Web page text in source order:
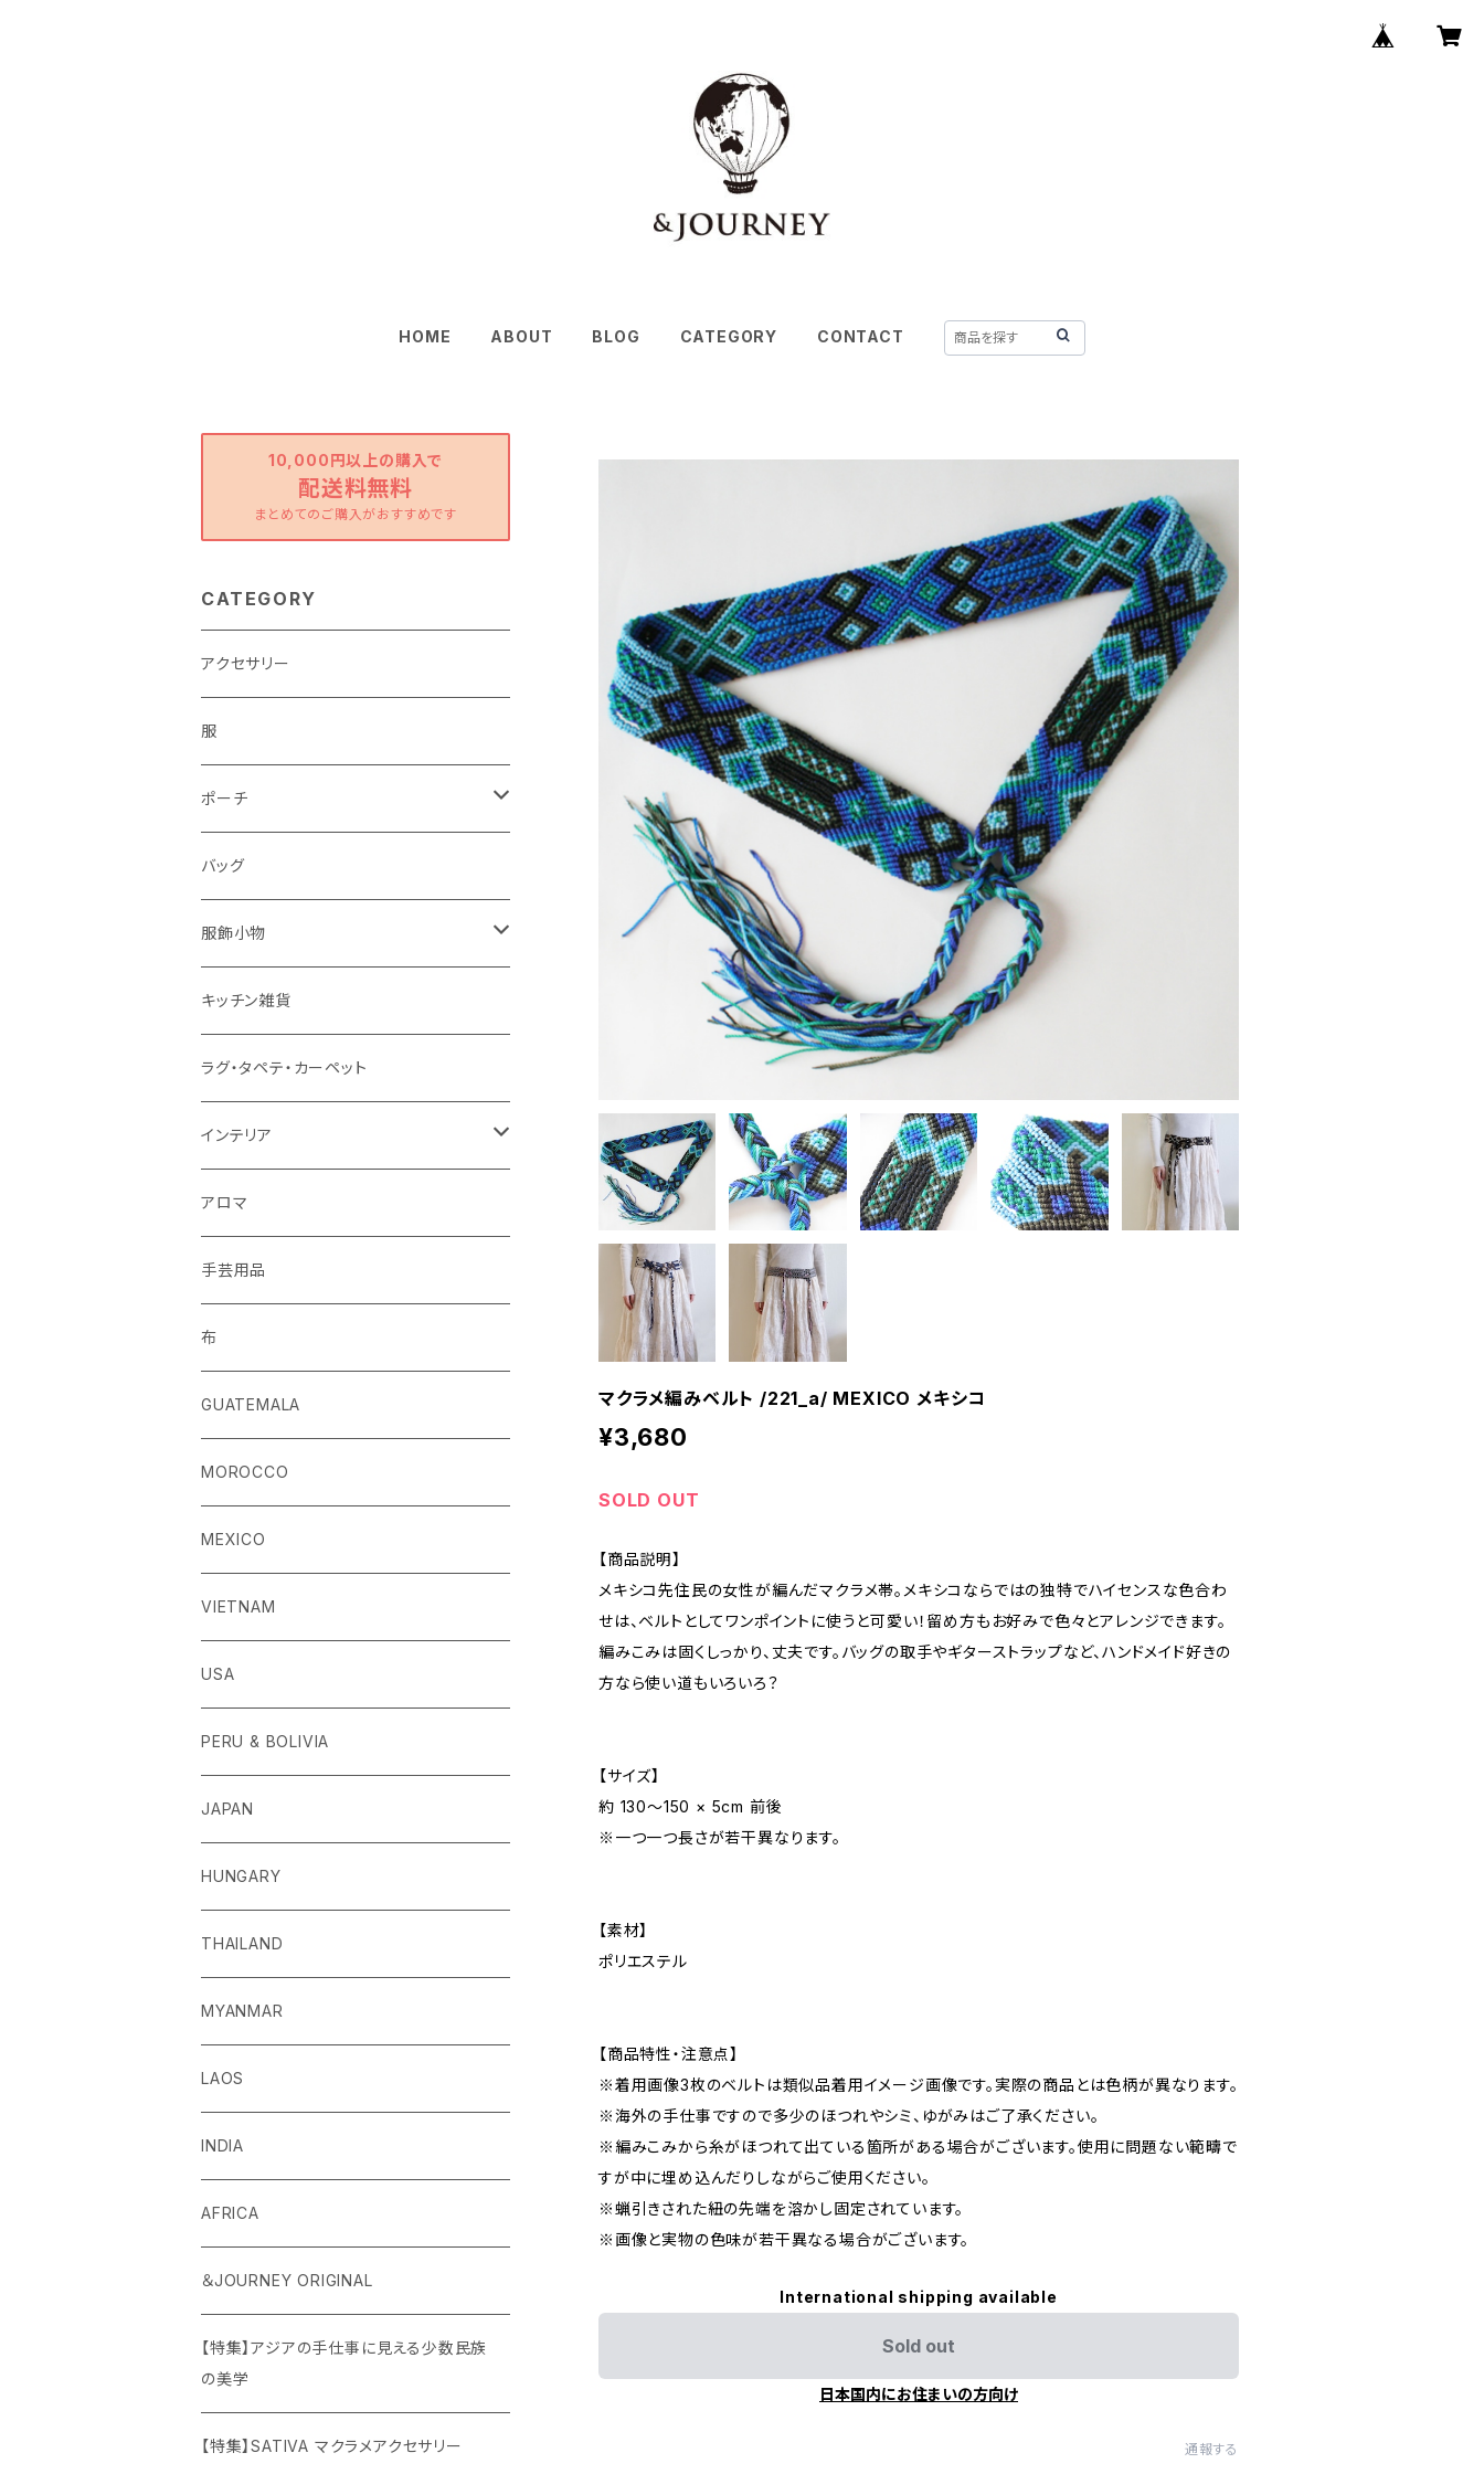
HOME ABOUT BLOG CATEGORY CONTACT
マクラメ編みベルト /221_a/ MEXICO メキシコ
¥3,680
SOLD OUT
【商品説明】
メキシコ先住民の女性が編んだマクラメ帯。メキシコならではの独特でハイセンスな色合わ
せは、ベルトとしてワンポイントに使うと可愛い！留め方もお好みで色々とアレンジできます。
編みこみは固くしっかり、丈夫です。バッグの取手やギターストラップなど、ハンドメイド好きの
方なら使い道もいろいろ？
【サイズ】
約 130〜150 × 5cm 前後
※一つ一つ長さが若干異なります。
【素材】
ポリエステル
【商品特性・注意点】
※着用画像3枚のベルトは類似品着用イメージ画像です。実際の商品とは色柄が異なります。
※海外の手仕事ですので多少のほつれやシミ、ゆがみはご了承ください。
※編みこみから糸がほつれて出ている箇所がある場合がございます。使用に問題ない範疇で
すが中に埋め込んだりしながらご使用ください。
※蝋引きされた紐の先端を溶かし固定されています。
※画像と実物の色味が若干異なる場合がございます。
International shipping available
Sold out
日本国内にお住まいの方向け
通報する
10,000円以上の購入で
配送料無料
まとめてのご購入がおすすめです
CATEGORY
アクセサリー
服
ポーチ
パソコンケース
バッグ
服飾小物
ストール
ベルト
キーホルダー
手袋
キッチン雑貨
ラグ・タペテ・カーペット
インテリア
クッションカバー
アロマ
手芸用品
布
GUATEMALA
MOROCCO
MEXICO
VIETNAM
USA
PERU & BOLIVIA
JAPAN
HUNGARY
THAILAND
MYANMAR
LAOS
INDIA
AFRICA
＆JOURNEY ORIGINAL
【特集】アジアの手仕事に見える少数民族
の美学
【特集】SATIVA マクラメアクセサリー